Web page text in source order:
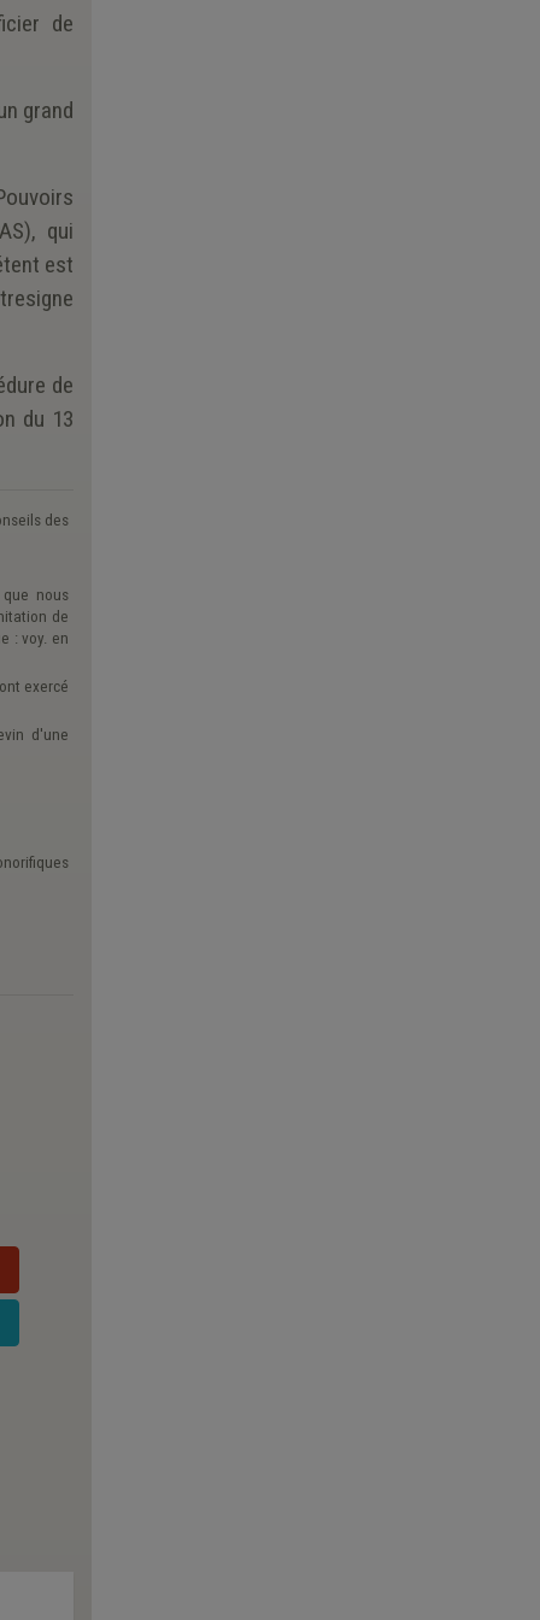
de
grand
qui
est
de
du 13
des
nous
de
: voy. en
exercé
d'une